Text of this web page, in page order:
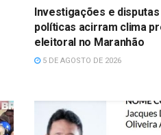
Investigações e disputas
políticas acirram clima
eleitoral no Maranhão
5 DE AGOSTO DE 2026